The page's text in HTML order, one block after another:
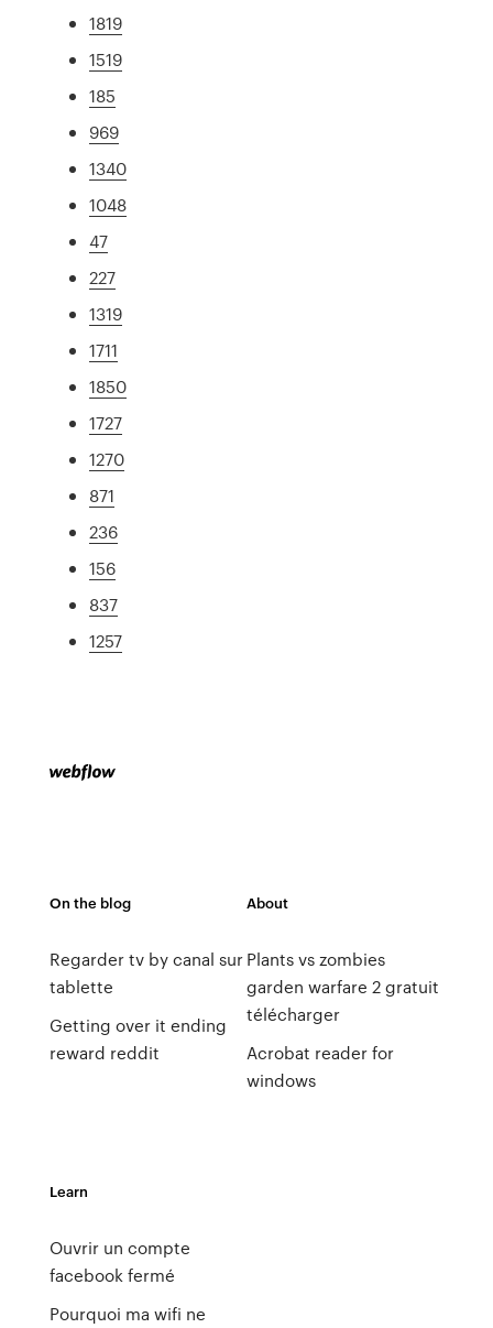
1819
1519
185
969
1340
1048
47
227
1319
1711
1850
1727
1270
871
236
156
837
1257
On the blog
Regarder tv by canal sur
tablette
Getting over it ending
reward reddit
About
Plants vs zombies
garden warfare 2 gratuit
télécharger
Acrobat reader for
windows
Learn
Ouvrir un compte
facebook fermé
Pourquoi ma wifi ne